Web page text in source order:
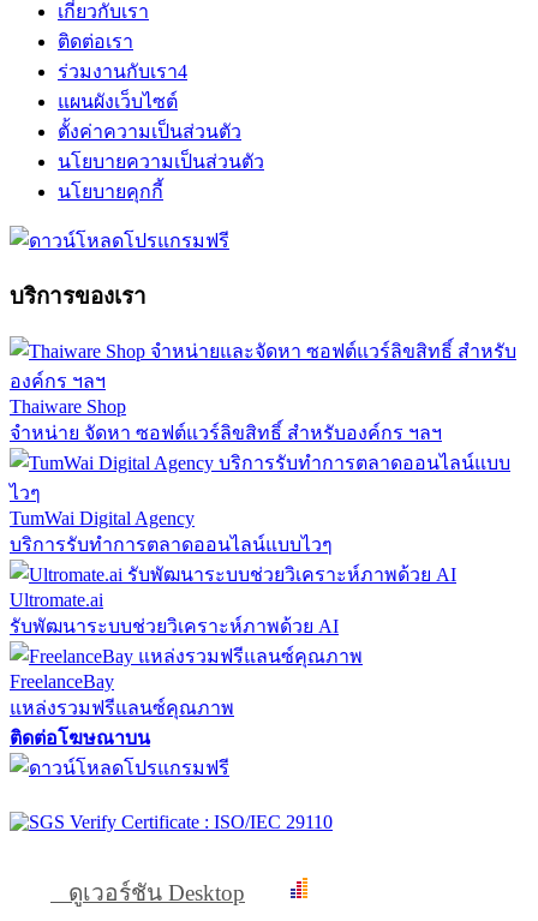
เกี่ยวกับเรา
ติดต่อเรา
ร่วมงานกับเรา4
แผนผังเว็บไซต์
ตั้งค่าความเป็นส่วนตัว
นโยบายความเป็นส่วนตัว
นโยบายคุกกี้
บริการของเรา
Thaiware Shop
จำหน่าย จัดหา ซอฟต์แวร์ลิขสิทธิ์ สำหรับองค์กร ฯลฯ
TumWai Digital Agency
บริการรับทำการตลาดออนไลน์แบบไวๆ
Ultromate.ai
รับพัฒนาระบบช่วยวิเคราะห์ภาพด้วย AI
FreelanceBay
แหล่งรวมฟรีแลนซ์คุณภาพ
ติดต่อโฆษณาบน
ดูเวอร์ชัน Desktop